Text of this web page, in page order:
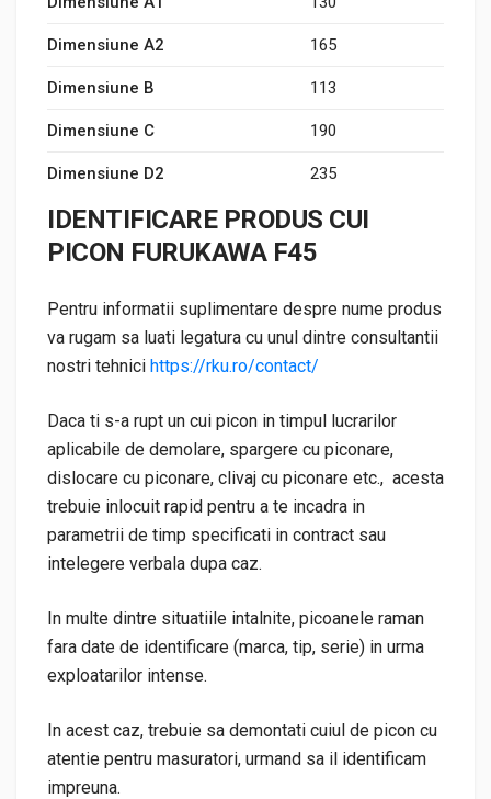
Dimensiune A2 165
Dimensiune B 113
Dimensiune C 190
Dimensiune D2 235
IDENTIFICARE PRODUS CUI
PICON FURUKAWA F45
Pentru informatii suplimentare despre nume produs
va rugam sa luati legatura cu unul dintre consultantii
nostri tehnici https://rku.ro/contact/
Daca ti s-a rupt un cui picon in timpul lucrarilor
aplicabile de demolare, spargere cu piconare,
dislocare cu piconare, clivaj cu piconare etc., acesta
trebuie inlocuit rapid pentru a te incadra in
parametrii de timp specificati in contract sau
intelegere verbala dupa caz.
In multe dintre situatiile intalnite, picoanele raman
fara date de identificare (marca, tip, serie) in urma
exploatarilor intense.
In acest caz, trebuie sa demontati cuiul de picon cu
atentie pentru masuratori, urmand sa il identificam
impreuna.